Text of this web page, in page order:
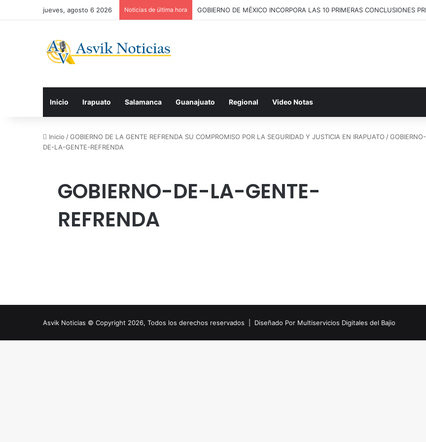
jueves, agosto 6 2026 Noticias de última hora
Inicio Irapuato Salamanca Guanajuato Regional Video Notas
Inicio /GOBIERNO DE LA GENTE REFRENDA SU COMPROMISO POR LA SEGURIDAD Y JUSTICIA EN IRAPUATO /GOBIERNO-
DE-LA-GENTE-REFRENDA
GOBIERNO-DE-LA-GENTE-
REFRENDA
Asvik Noticias © Copyright 2026, Todos los derechos reservados | Diseñado Por Multiservicios Digitales del Bajio